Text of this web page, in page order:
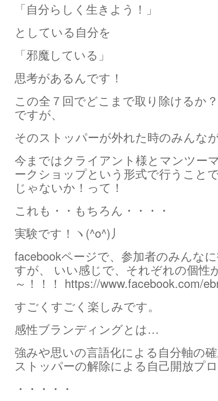
「自分らしく生きよう！」
としている自分を
「邪魔している」
思考があるんです！
この全７回でどこまで取り除けるか
ですが、
そのストッパーが外れた時のみんな
今まではクライアント様とマンツー
ークショップという形式で行うこと
じゃないか！って！
これも・・もちろん・・・・
実験です！ヽ(^o^)丿
facebookページで、参加者のみんな
すが、 いい感じで、それぞれの個性
～！！！ https://www.facebook.com/
すごくすごく楽しみです。
感性ブランディングとは…
強みや思いの言語化による自分軸の
ストッパーの解除による自己開放プ
・・・・・